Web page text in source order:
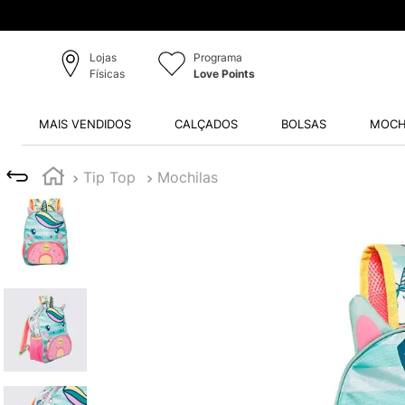
Lojas
Físicas
Programa
Love Points
MAIS VENDIDOS CALÇADOS BOLSAS
Tip Top Mochilas